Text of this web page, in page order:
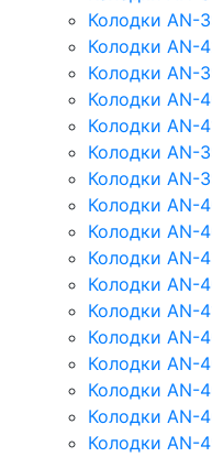
Колодки AN-
Колодки AN-
Колодки AN-
Колодки AN-
Колодки AN-
Колодки AN-
Колодки AN-
Колодки AN-
Колодки AN-
Колодки AN-
Колодки AN-
Колодки AN-
Колодки AN-
Колодки AN-
Колодки AN-
Колодки AN-
Колодки AN-